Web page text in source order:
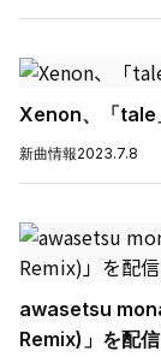
Xenon、「tale
新曲情報2023.7.8
awasetsu
Remix)」を配